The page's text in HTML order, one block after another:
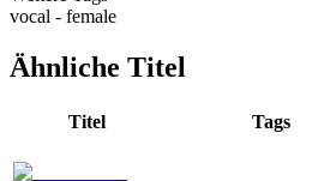
vocal - female
Ähnliche Titel
Titel Tags